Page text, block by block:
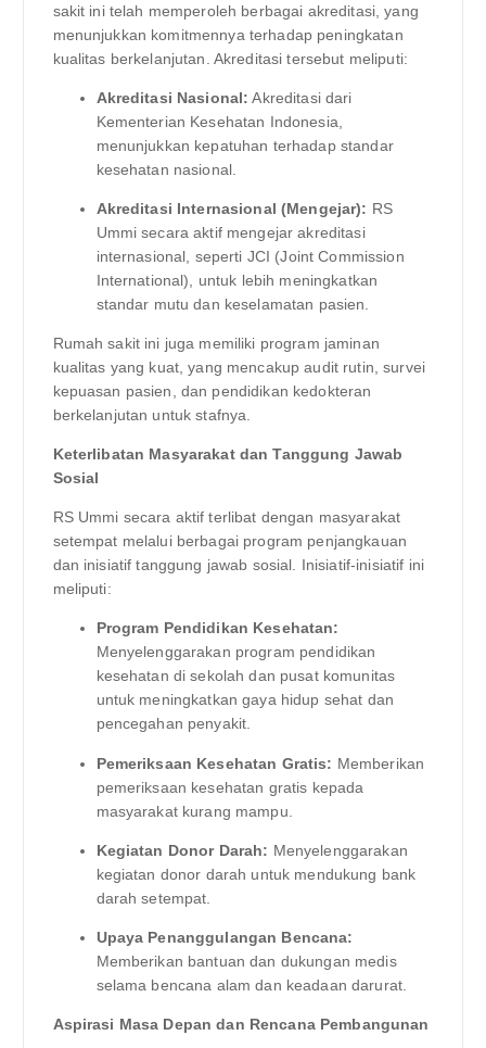
sakit ini telah memperoleh berbagai akreditasi, yang
menunjukkan komitmennya terhadap peningkatan
kualitas berkelanjutan. Akreditasi tersebut meliputi:
Akreditasi Nasional: Akreditasi dari
Kementerian Kesehatan Indonesia,
menunjukkan kepatuhan terhadap standar
kesehatan nasional.
Akreditasi Internasional (Mengejar): RS
Ummi secara aktif mengejar akreditasi
internasional, seperti JCI (Joint Commission
International), untuk lebih meningkatkan
standar mutu dan keselamatan pasien.
Rumah sakit ini juga memiliki program jaminan
kualitas yang kuat, yang mencakup audit rutin, survei
kepuasan pasien, dan pendidikan kedokteran
berkelanjutan untuk stafnya.
Keterlibatan Masyarakat dan Tanggung Jawab
Sosial
RS Ummi secara aktif terlibat dengan masyarakat
setempat melalui berbagai program penjangkauan
dan inisiatif tanggung jawab sosial. Inisiatif-inisiatif ini
meliputi:
Program Pendidikan Kesehatan:
Menyelenggarakan program pendidikan
kesehatan di sekolah dan pusat komunitas
untuk meningkatkan gaya hidup sehat dan
pencegahan penyakit.
Pemeriksaan Kesehatan Gratis: Memberikan
pemeriksaan kesehatan gratis kepada
masyarakat kurang mampu.
Kegiatan Donor Darah: Menyelenggarakan
kegiatan donor darah untuk mendukung bank
darah setempat.
Upaya Penanggulangan Bencana:
Memberikan bantuan dan dukungan medis
selama bencana alam dan keadaan darurat.
Aspirasi Masa Depan dan Rencana Pembangunan